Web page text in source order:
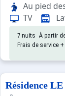
Appartement de
Au pied
TV
7 nuits À partir
Frais de service +
Résidence